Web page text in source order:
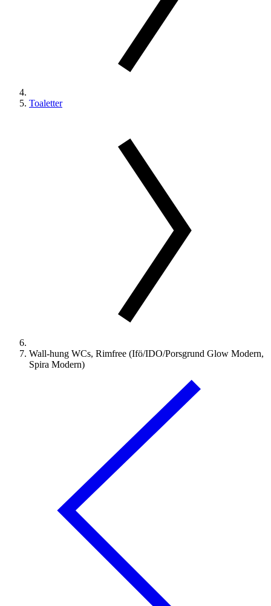
Toaletter
Wall-hung WCs, Rimfree (Ifö/IDO/Porsgrund Glow Modern,
Spira Modern)